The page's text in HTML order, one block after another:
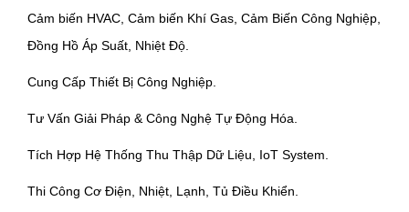
Cảm biến HVAC, Cảm biến Khí Gas, Cảm Biến Công Nghiệp,
Đồng Hồ Áp Suất, Nhiệt Độ.
Cung Cấp Thiết Bị Công Nghiệp.
Tư Vấn Giải Pháp & Công Nghệ Tự Động Hóa.
Tích Hợp Hệ Thống Thu Thập Dữ Liệu, IoT System.
Thi Công Cơ Điện, Nhiệt, Lạnh, Tủ Điều Khiển.